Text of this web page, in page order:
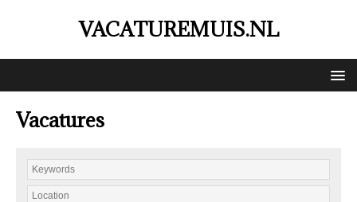
VACATUREMUIS.NL
Vacatures